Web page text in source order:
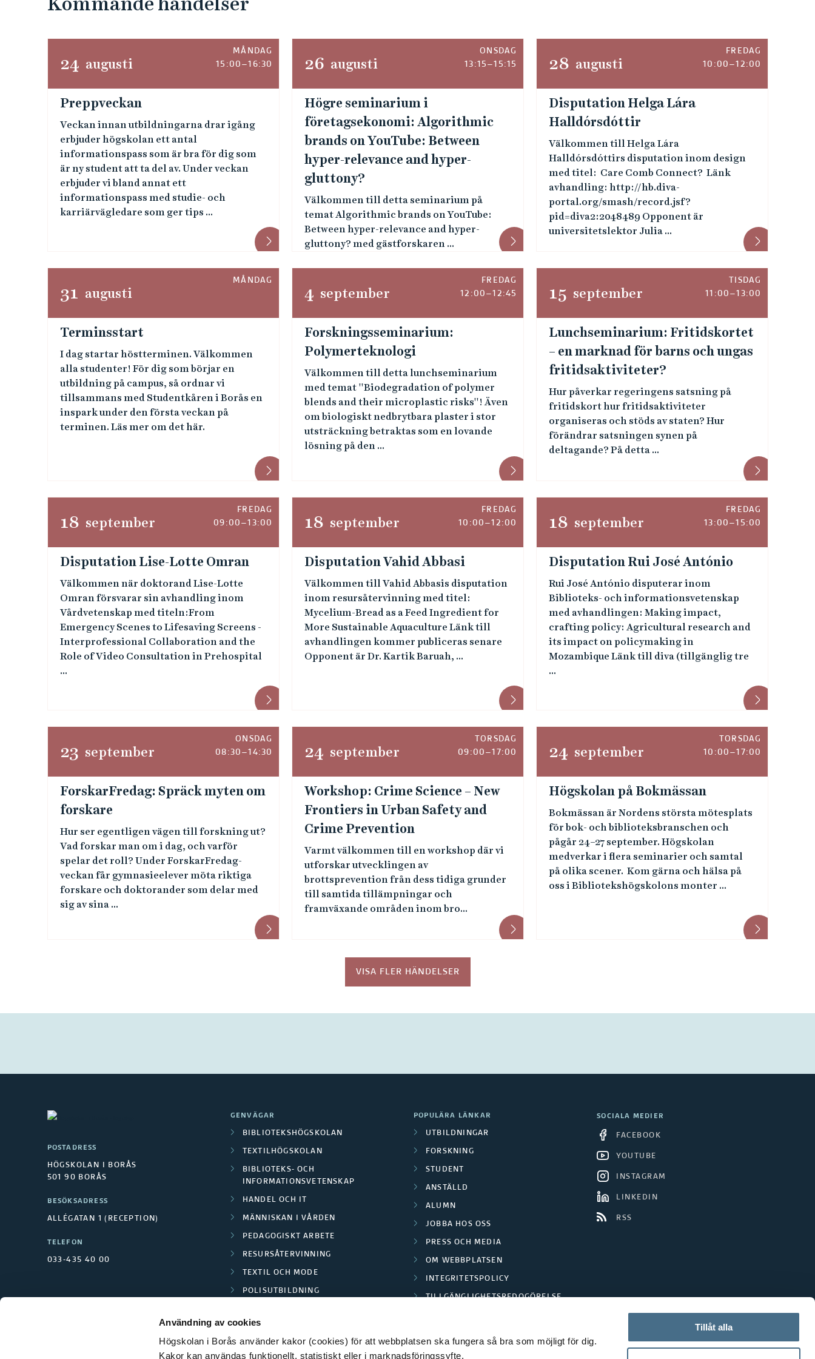
Användning av cookies
Högskolan i Borås använder kakor (cookies) för att webbplatsen ska fungera så bra som möjligt för dig.
Kakor kan användas funktionellt, statistiskt eller i marknadsföringssyfte.
Tillåt alla
24 augusti
MÅNDAG
15:00–16:30
Preppveckan
Veckan innan utbildningarna drar igång
erbjuder högskolan ett antal
informationspass som är bra för dig som
är ny student att ta del av. Under veckan
erbjuder vi bland annat ett
informationspass med studie- och
karriärvägledare som ger tips ...
26 augusti
ONSDAG
13:15–15:15
Högre seminarium i
företagsekonomi: Algorithmic
brands on YouTube: Between
hyper-relevance and hyper-
gluttony?
Välkommen till detta seminarium på
temat Algorithmic brands on YouTube:
Between hyper-relevance and hyper-
gluttony? med gästforskaren ...
28 augusti
FREDAG
10:00–12:00
Disputation Helga Lára
Halldórsdóttir
Välkommen till Helga Lára
Halldórsdóttirs disputation inom design
med titel: Care Comb Connect? Länk
avhandling: http://hb.diva-
portal.org/smash/record.jsf?
pid=diva2:2048489 Opponent är
universitetslektor Julia ...
31 augusti
MÅNDAG
Terminsstart
I dag startar höstterminen. Välkommen
alla studenter! För dig som börjar en
utbildning på campus, så ordnar vi
tillsammans med Studentkåren i Borås en
inspark under den första veckan på
terminen. Läs mer om det här.
4 september
FREDAG
12:00–12:45
Forskningsseminarium:
Polymerteknologi
Välkommen till detta lunchseminarium
med temat ''Biodegradation of polymer
blends and their microplastic risks''! Även
om biologiskt nedbrytbara plaster i stor
utsträckning betraktas som en lovande
lösning på den ...
15 september
TISDAG
11:00–13:00
Lunchseminarium: Fritidskortet
– en marknad för barns och ungas
fritidsaktiviteter?
Hur påverkar regeringens satsning på
fritidskort hur fritidsaktiviteter
organiseras och stöds av staten? Hur
förändrar satsningen synen på
deltagande? På detta ...
18 september
FREDAG
09:00–13:00
Disputation Lise-Lotte Omran
Välkommen när doktorand Lise-Lotte
Omran försvarar sin avhandling inom
Vårdvetenskap med titeln:From
Emergency Scenes to Lifesaving Screens -
Interprofessional Collaboration and the
Role of Video Consultation in Prehospital
...
18 september
FREDAG
10:00–12:00
Disputation Vahid Abbasi
Välkommen till Vahid Abbasis disputation
inom resursåtervinning med titel:
Mycelium-Bread as a Feed Ingredient for
More Sustainable Aquaculture Länk till
avhandlingen kommer publiceras senare
Opponent är Dr. Kartik Baruah, ...
18 september
FREDAG
13:00–15:00
Disputation Rui José António
Rui José António disputerar inom
Biblioteks- och informationsvetenskap
med avhandlingen: Making impact,
crafting policy: Agricultural research and
its impact on policymaking in
Mozambique Länk till diva (tillgänglig tre
...
23 september
ONSDAG
08:30–14:30
ForskarFredag: Spräck myten om
forskare
Hur ser egentligen vägen till forskning ut?
Vad forskar man om i dag, och varför
spelar det roll? Under ForskarFredag-
veckan får gymnasieelever möta riktiga
forskare och doktorander som delar med
sig av sina ...
24 september
TORSDAG
09:00–17:00
Workshop: Crime Science – New
Frontiers in Urban Safety and
Crime Prevention
Varmt välkommen till en workshop där vi
utforskar utvecklingen av
brottsprevention från dess tidiga grunder
till samtida tillämpningar och
framväxande områden inom bro...
24 september
TORSDAG
10:00–17:00
Högskolan på Bokmässan
Bokmässan är Nordens största mötesplats
för bok- och biblioteksbranschen och
pågår 24–27 september. Högskolan
medverkar i flera seminarier och samtal
på olika scener. Kom gärna och hälsa på
oss i Bibliotekshögskolons monter ...
VISA FLER HÄNDELSER
POSTADRESS
HÖGSKOLAN I BORÅS
501 90 BORÅS
BESÖKSADRESS
ALLÉGATAN 1 (RECEPTION)
TELEFON
033-435 40 00
GENVÄGAR
BIBLIOTEKSHÖGSKOLAN
TEXTILHÖGSKOLAN
BIBLIOTEKS- OCH
INFORMATIONSVETENSKAP
HANDEL OCH IT
MÄNNISKAN I VÅRDEN
PEDAGOGISKT ARBETE
RESURSÅTERVINNING
TEXTIL OCH MODE
POLISUTBILDNING
POPULÄRA LÄNKAR
UTBILDNINGAR
FORSKNING
STUDENT
ANSTÄLLD
ALUMN
JOBBA HOS OSS
PRESS OCH MEDIA
OM WEBBPLATSEN
INTEGRITETSPOLICY
TILLGÄNGLIGHETSREDOGÖRELSE
SOCIALA MEDIER
FACEBOOK
YOUTUBE
INSTAGRAM
LINKEDIN
RSS